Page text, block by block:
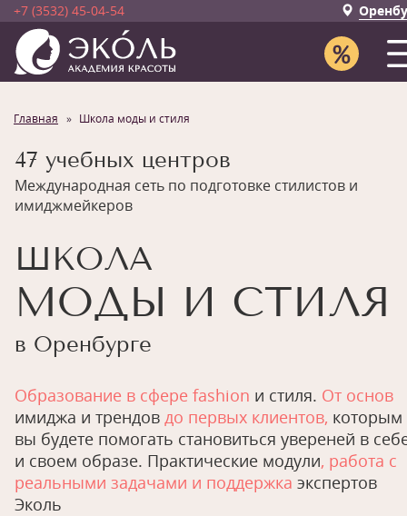
+7 (3532) 45-04-54
Главная Школа моды и стиля
47 учебных центров
Международная сеть по подготовке стилистов и
имиджмейкеров
ШКОЛА
МОДЫ И СТИЛЯ
в Оренбурге
Образование в сфере fashion и стиля. От основ
имиджа и трендов до первых клиентов, которым
вы будете помогать становиться увереней в
и своем образе. Практические модули, работа с
реальными задачами и поддержка экспертов
Эколь